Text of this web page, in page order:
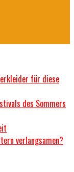
für diese
des Sommers
verlangsamen?